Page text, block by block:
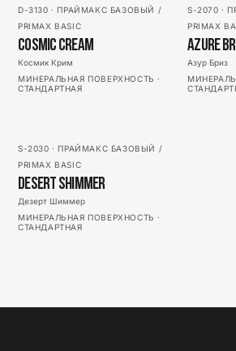
D-3130 · ПРАЙМАКС БАЗОВЫЙ /
PRIMAX BASIC
Cosmic Cream
Космик Крим
МИНЕРАЛЬНАЯ ПОВЕРХНОСТЬ ·
СТАНДАРТНАЯ
S-2070 ·
PRIMAX
Azure
Азур Бриз
S-2030 · ПРАЙМАКС БАЗОВЫЙ /
PRIMAX BASIC
Desert Shimmer
Дезерт Шиммер
МИНЕРАЛЬНАЯ ПОВЕРХНОСТЬ ·
СТАНДАРТНАЯ